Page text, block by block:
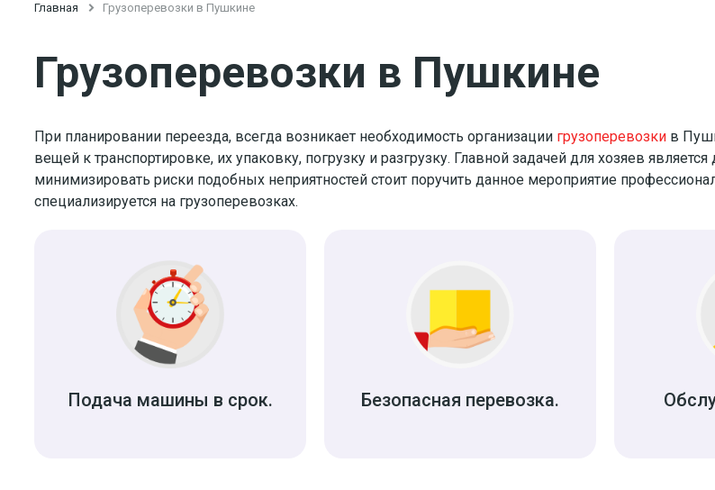
Главная  Грузоперевозки в Пушкине
Грузоперевозки в Пушкине
При планировании переезда, всегда возникает необходимость организации грузоперевозки в
вещей к транспортировке, их упаковку, погрузку и разгрузку. Главной задачей для хозяев
минимизировать риски подобных неприятностей стоит поручить данное мероприятие
специализируется на грузоперевозках.
Подача машины в срок. Безопасная перевозка.